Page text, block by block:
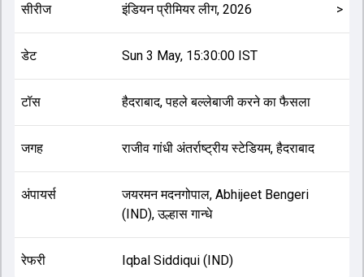
सीरीज इंडियन प्रीमियर लीग, 2026 >
डेट Sun 3 May, 15:30:00 IST
टॉस हैदराबाद, पहले बल्लेबाजी करने का फैसला
जगह राजीव गांधी अंतर्राष्ट्रीय स्टेडियम, हैदराबाद
अंपायर्स
जयरमन मदनगोपाल, Abhijeet Bengeri
(IND), उल्हास गान्धे
रेफरी Iqbal Siddiqui (IND)